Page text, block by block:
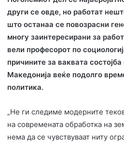
други се овде, но работат
што останаа се повозрасни
многу заинтересирани за
вели професорот по
причините за ваквата
Македонија веќе подолго
политика.
„Не ги следиме модерните
на современата обработка на
нема да се чувствуваат ниту